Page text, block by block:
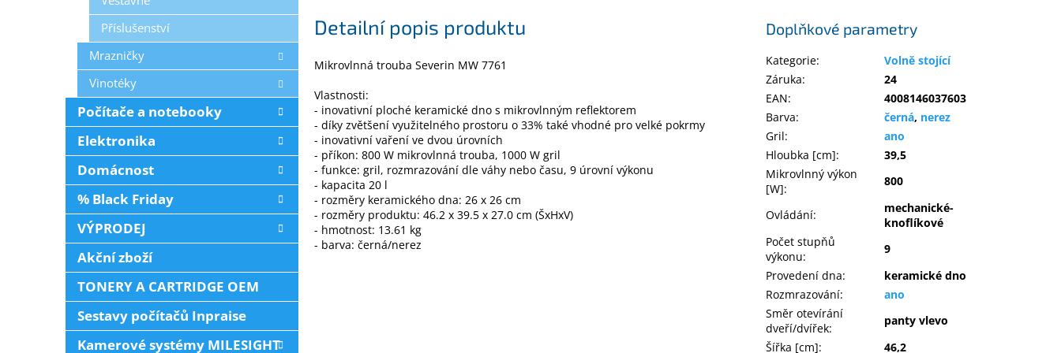
Příslušenství
Mrazničky
Vinotéky
Počítače a notebooky
Elektronika
Domácnost
% Black Friday
VÝPRODEJ
Akční zboží
TONERY A CARTRIDGE OEM
Sestavy počítačů Inpraise
Kamerové systémy MILESIGHT
Detailní popis produktu
Mikrovlnná trouba Severin MW 7761
Vlastnosti:
- inovativní ploché keramické dno s mikrovlnným reflektorem
- díky zvětšení využitelného prostoru o 33% také vhodné pro velké pokrmy
- inovativní vaření ve dvou úrovních
- příkon: 800 W mikrovlnná trouba, 1000 W gril
- funkce: gril, rozmrazování dle váhy nebo času, 9 úrovní výkonu
- kapacita 20 l
- rozměry keramického dna: 26 x 26 cm
- rozměry produktu: 46.2 x 39.5 x 27.0 cm (ŠxHxV)
- hmotnost: 13.61 kg
- barva: černá/nerez
Doplňkové parametry
Kategorie:
Volně stojící
Záruka:
24
EAN:
4008146037603
Barva: černá, nerez
Gril:
ano
Hloubka [cm]:
39,5
Mikrovlnný výkon
[W]:
800
Ovládání:
mechanické-
knoflíkové
Počet stupňů
výkonu:
9
Provedení dna:
keramické dno
Rozmrazování:
ano
Směr otevírání
dveří/dvířek:
panty vlevo
Šířka [cm]: 46,2